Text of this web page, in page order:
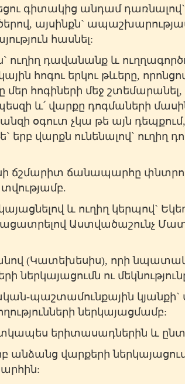
գիտակից անդամ դառնալով`
այսինքն`
հասնել:
ուղիղ դավանանք և
հոգու երկու թևերը,
մեր հոգիների մեջ
և՛ վարքը դոգմաների
օգուտ չկա թե այն դեպքում,
երբ վարքն ունենալով` ուղիղ
ճշմարիտ ճանապարհը
և ուղիղ կերպով`
Աստվածաշունչ
(Կատեխեսիս), որի
ներկայացումն ու
պաշտամունքային կյանքի`
ներկայացմամբ:
երիտասադներին և
անձանց վարքերի